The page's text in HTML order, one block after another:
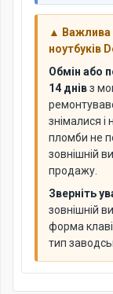
▲ Важлива
ноутбуків
Обмін або
14 днівз
знімалися і
пломби не
зовнішній
продажу.
Зверніть
зовнішній
форма
тип